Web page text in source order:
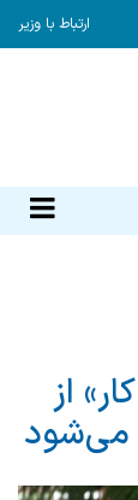
ارتباط با وزیر
از